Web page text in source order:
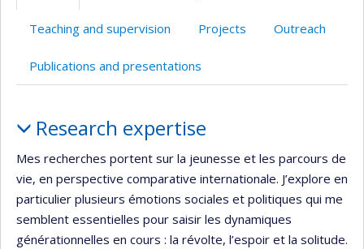
Teaching and supervision Projects Outreach
Publications and presentations
Research expertise
Mes recherches portent sur la jeunesse et les parcours de
vie, en perspective comparative internationale. J’explore en
particulier plusieurs émotions sociales et politiques qui me
semblent essentielles pour saisir les dynamiques
générationnelles en cours : la révolte, l’espoir et la solitude.